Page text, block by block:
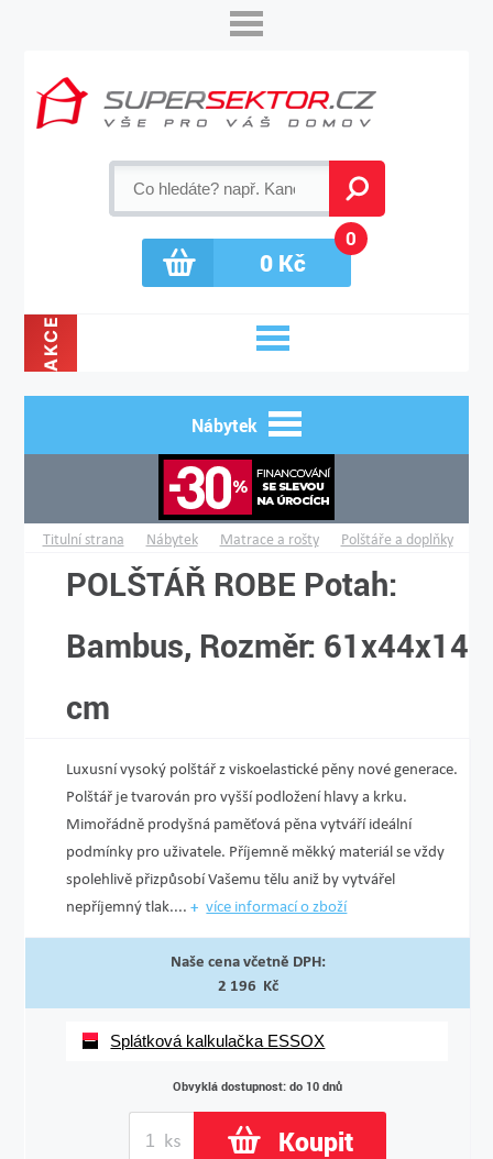
0Kč
0
AKCE
Nábytek
Titulní strana Nábytek Matrace a rošty Polštáře a doplňky
POLŠTÁŘ ROBE Potah:
Bambus, Rozměr: 61x44x14
cm
Luxusní vysoký polštář z viskoelastické pěny nové generace.
Polštář je tvarován pro vyšší podložení hlavy a krku.
Mimořádně prodyšná paměťová pěna vytváří ideální
podmínky pro uživatele. Příjemně měkký materiál se vždy
spolehlivě přiz­působí Vašemu tělu aniž by vytvářel
nepříjemný tlak....
více informací o zboží
Naše cena včetně DPH:
2 196 Kč
Splátková kalkulačka ESSOX
Obvyklá dostupnost: do 10 dnů
Koupit